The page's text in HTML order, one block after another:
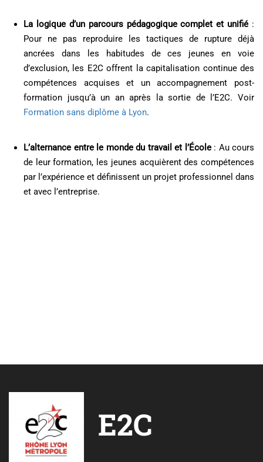
La logique d’un parcours pédagogique complet et unifié :
Pour ne pas reproduire les tactiques de rupture déjà
ancrées dans les habitudes de ces jeunes en voie
d’exclusion, les E2C offrent la capitalisation continue des
compétences acquises et un accompagnement post-
formation jusqu’à un an après la sortie de l’E2C. Voir
Formation sans diplôme à Lyon.
L’alternance entre le monde du travail et l’École : Au cours
de leur formation, les jeunes acquièrent des compétences
par l’expérience et définissent un projet professionnel dans
et avec l’entreprise.
E2C